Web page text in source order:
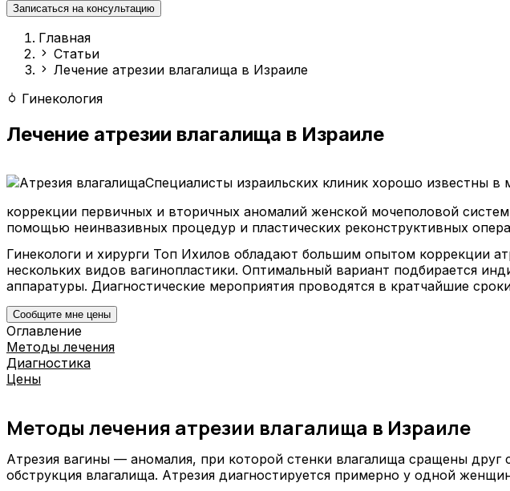
Записаться на консультацию
Главная
Статьи
Лечение атрезии влагалища в Израиле
Гинекология
Лечение атрезии влагалища в Израиле
Специалисты израильских клиник хорошо известны
коррекции первичных и вторичных аномалий женской мочеполовой
помощью неинвазивных процедур и пластических реконструктивных
Гинекологи и хирурги Топ Ихилов обладают большим опытом коррекции
нескольких видов вагинопластики. Оптимальный вариант подбирается
аппаратуры. Диагностические мероприятия проводятся в кратчайшие
Сообщите мне цены
Оглавление
Методы лечения
Диагностика
Цены
Методы лечения атрезии влагалища в Израиле
Атрезия вагины — аномалия, при которой стенки влагалища сращены
обструкция влагалища. Атрезия диагностируется примерно у одной